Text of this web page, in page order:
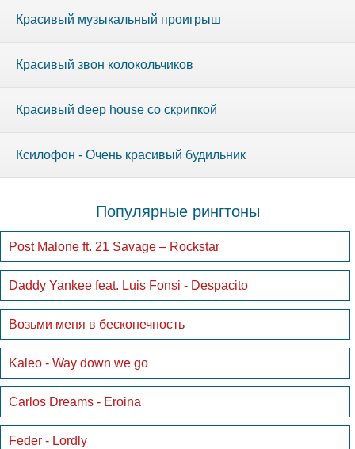
Красивый музыкальный проигрыш
Красивый звон колокольчиков
Красивый deep house со скрипкой
Ксилофон - Очень красивый будильник
Популярные рингтоны
Post Malone ft. 21 Savage – Rockstar
Daddy Yankee feat. Luis Fonsi - Despacito
Возьми меня в бесконечность
Kaleo - Way down we go
Carlos Dreams - Eroina
Feder - Lordly